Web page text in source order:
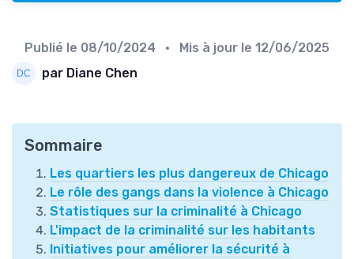
Publié le 08/10/2024 • Mis à jour le 12/06/2025
par Diane Chen
Sommaire
Les quartiers les plus dangereux de Chicago
Le rôle des gangs dans la violence à Chicago
Statistiques sur la criminalité à Chicago
L'impact de la criminalité sur les habitants
Initiatives pour améliorer la sécurité à